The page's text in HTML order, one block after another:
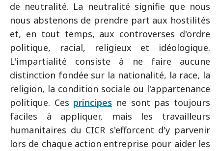
de neutralité. La neutralité signifie que nous
nous abstenons de prendre part aux hostilités
et, en tout temps, aux controverses d'ordre
politique, racial, religieux et idéologique.
L'impartialité consiste à ne faire aucune
distinction fondée sur la nationalité, la race, la
religion, la condition sociale ou l'appartenance
politique. Ces principes ne sont pas toujours
faciles à appliquer, mais les travailleurs
humanitaires du CICR s'efforcent d'y parvenir
lors de chaque action entreprise pour aider les